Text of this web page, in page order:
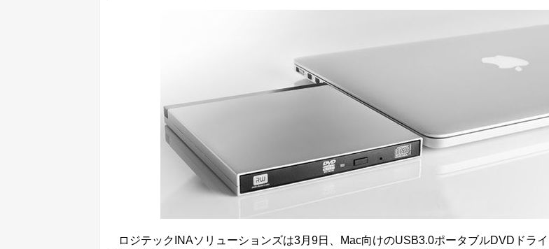
ロジテックINAソリューションズは3月9日、Mac向けのUSB3.0ポータブルDVDドラ